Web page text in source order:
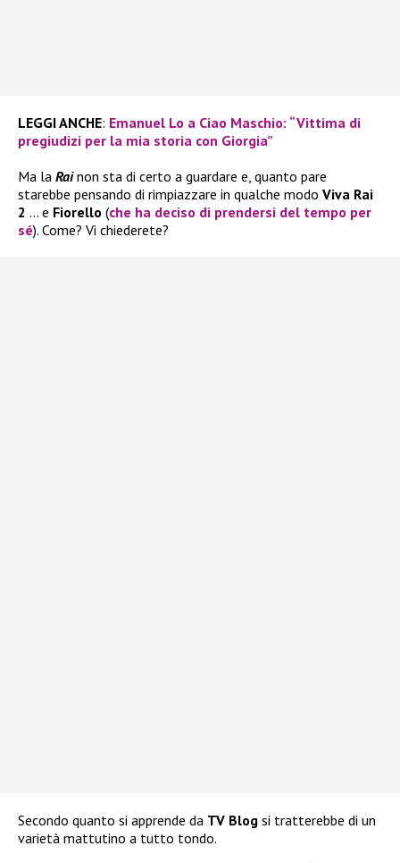
LEGGI ANCHE: Emanuel Lo a Ciao Maschio: “Vittima di
pregiudizi per la mia storia con Giorgia”
Ma la Rainon sta di certo a guardare e, quanto pare
starebbe pensando di rimpiazzare in qualche modo Viva Rai
2 … e Fiorello (che ha deciso di prendersi del tempo per
sé). Come? Vi chiederete?
Secondo quanto si apprende da TV Blog si tratterebbe di un
varietà mattutino a tutto tondo.